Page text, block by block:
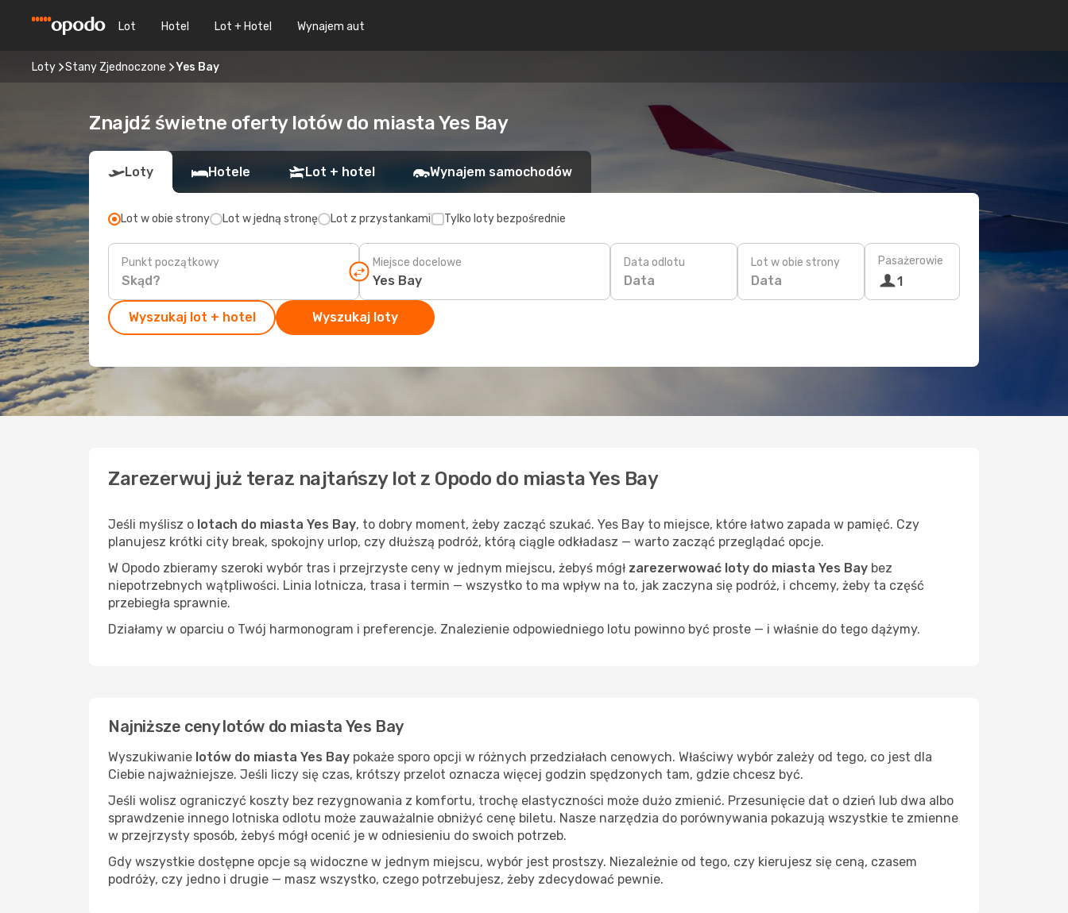
Lot Hotel Lot + Hotel Wynajem aut
Loty Stany Zjednoczone Yes Bay
Znajdź świetne oferty lotów do miasta Yes Bay
Loty Hotele Lot + hotel Wynajem samochodów
Lot w obie strony Lot w jedną stronę Lot z przystankami Tylko loty bezpośrednie
Punkt początkowy Miejsce docelowe Data odlotu
Data
Lot w obie strony
Data
Pasażerowie
1
Wyszukaj lot + hotel Wyszukaj loty
Zarezerwuj już teraz najtańszy lot z Opodo do miasta Yes Bay
Jeśli myślisz o lotach do miasta Yes Bay, to dobry moment, żeby zacząć szukać. Yes Bay to miejsce, które łatwo zapada w pamięć. Czy
planujesz krótki city break, spokojny urlop, czy dłuższą podróż, którą ciągle odkładasz — warto zacząć przeglądać opcje.
W Opodo zbieramy szeroki wybór tras i przejrzyste ceny w jednym miejscu, żebyś mógł zarezerwować loty do miasta Yes Bay bez
niepotrzebnych wątpliwości. Linia lotnicza, trasa i termin — wszystko to ma wpływ na to, jak zaczyna się podróż, i chcemy, żeby ta część
przebiegła sprawnie.
Działamy w oparciu o Twój harmonogram i preferencje. Znalezienie odpowiedniego lotu powinno być proste — i właśnie do tego dążymy.
Najniższe ceny lotów do miasta Yes Bay
Wyszukiwanie lotów do miasta Yes Bay pokaże sporo opcji w różnych przedziałach cenowych. Właściwy wybór zależy od tego, co jest dla
Ciebie najważniejsze. Jeśli liczy się czas, krótszy przelot oznacza więcej godzin spędzonych tam, gdzie chcesz być.
Jeśli wolisz ograniczyć koszty bez rezygnowania z komfortu, trochę elastyczności może dużo zmienić. Przesunięcie dat o dzień lub dwa albo
sprawdzenie innego lotniska odlotu może zauważalnie obniżyć cenę biletu. Nasze narzędzia do porównywania pokazują wszystkie te zmienne
w przejrzysty sposób, żebyś mógł ocenić je w odniesieniu do swoich potrzeb.
Gdy wszystkie dostępne opcje są widoczne w jednym miejscu, wybór jest prostszy. Niezależnie od tego, czy kierujesz się ceną, czasem
podróży, czy jedno i drugie — masz wszystko, czego potrzebujesz, żeby zdecydować pewnie.